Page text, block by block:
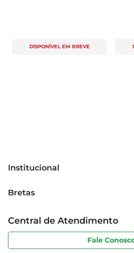
DISPONÍVEL EM BREVE
Institucional
Grupo Cencosud
Sobre privacidade
Portal do fornecedor
Bretas
Produtos Bretas
Código de ética
Serviços
Central de Atendimento
Fale